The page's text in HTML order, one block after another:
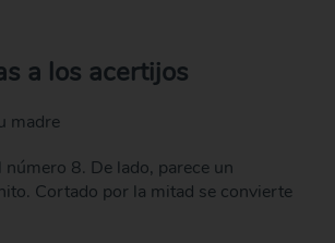
a los acertijos
madre
número 8. De lado, parece un
Cortado por la mitad se convierte